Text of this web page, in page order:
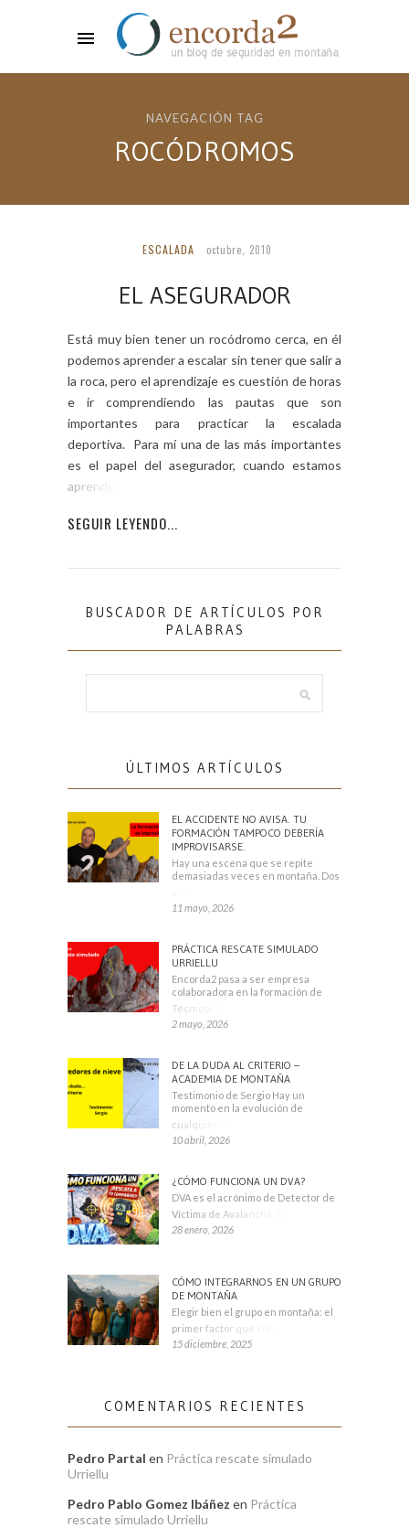
NAVEGACIÓN TAG
ROCÓDROMOS
ESCALADA octubre, 2010
EL ASEGURADOR
Está muy bien tener un rocódromo cerca, en él
podemos aprender a escalar sin tener que salir a
la roca, pero el aprendizaje es cuestión de horas
e ir comprendiendo las pautas que son
importantes para practicar la escalada
deportiva. Para mí una de las más importantes
es el papel del asegurador, cuando estamos
aprendiendo […]
SEGUIR LEYENDO...
BUSCADOR DE ARTÍCULOS POR
PALABRAS
ÚLTIMOS ARTÍCULOS
EL ACCIDENTE NO AVISA. TU
FORMACIÓN TAMPOCO DEBERÍA
IMPROVISARSE.
Hay una escena que se repite
demasiadas veces en montaña. Dos
11 mayo, 2026
PRÁCTICA RESCATE SIMULADO
URRIELLU
Encorda2 pasa a ser empresa
colaboradora en la formación de
Técnicos Deportivos
2 mayo, 2026
DE LA DUDA AL CRITERIO –
ACADEMIA DE MONTAÑA
Testimonio de Sergio Hay un
momento en la evolución de
cualquier montañero
10 abril, 2026
¿CÓMO FUNCIONA UN DVA?
DVA es el acrónimo de Detector de
Víctima de Avalancha. También se
28 enero, 2026
CÓMO INTEGRARNOS EN UN GRUPO
DE MONTAÑA
Elegir bien el grupo en montaña: el
primer factor que condiciona tu
15 diciembre, 2025
COMENTARIOS RECIENTES
Pedro Partal en Práctica rescate simulado
Urriellu
Pedro Pablo Gomez Ibáñez en Práctica
rescate simulado Urriellu